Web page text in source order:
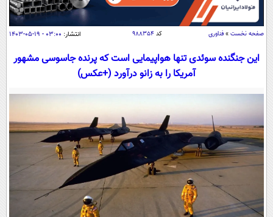
اقتصاد
اقتصادی
خودرو
جامعه
اجتماعی
سلامت
یک برش دانایی
محیط زیست
سفر و تفریح
ورزشی
سیاست خارجی
فرهنگ و هنر
علم و دانش
فناوری و It
قرآن
گوناگون
صفحه نخست » فناوری کد ۹۸۸۳۵۴ انتشار: ۰۳:۰۰ - ۱۹-۰۵-۱۴۰۳
این جنگنده سوئدی تنها هواپیمایی است که پرنده جاسوسی مشهور
آمریکا را به زانو درآورد (+عکس)